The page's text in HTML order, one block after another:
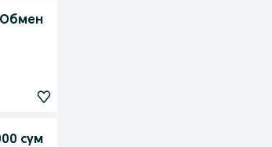
Обмен
сум